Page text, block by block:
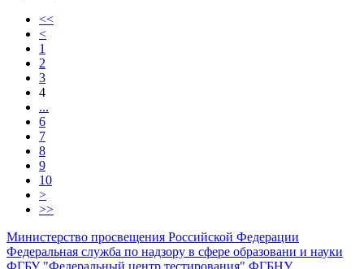
<<
<
1
2
3
4
...
6
7
8
9
10
>
>>
Министерство просвещения Российской Федерации
Федеральная служба по надзору в сфере образовани и науки